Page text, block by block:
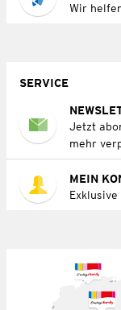
Wir
SERVICE
Jetzt
mehr
MEIN